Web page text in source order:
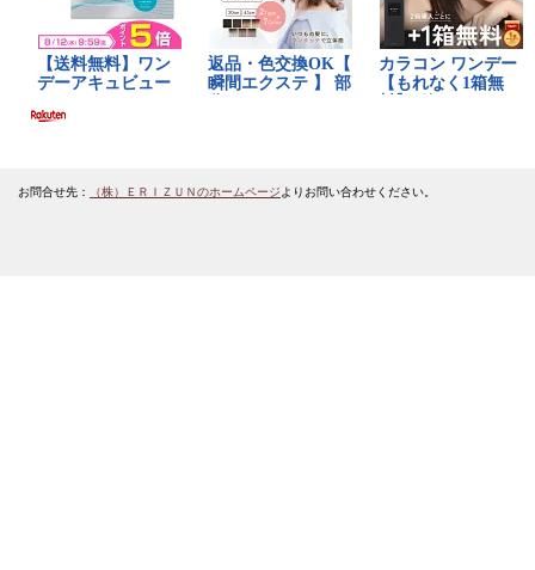
お問合せ先： （株）ＥＲＩＺＵＮのホームページよりお問い合わせください。